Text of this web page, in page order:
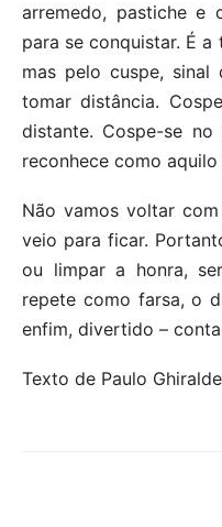
arremedo, pastiche e
para se conquistar. É
mas pelo cuspe,
tomar distância.
distante. Cospe-se
reconhece como
Não vamos voltar
veio para ficar.
ou limpar a honra,
repete como farsa, o
enfim, divertido –
Texto de Paulo